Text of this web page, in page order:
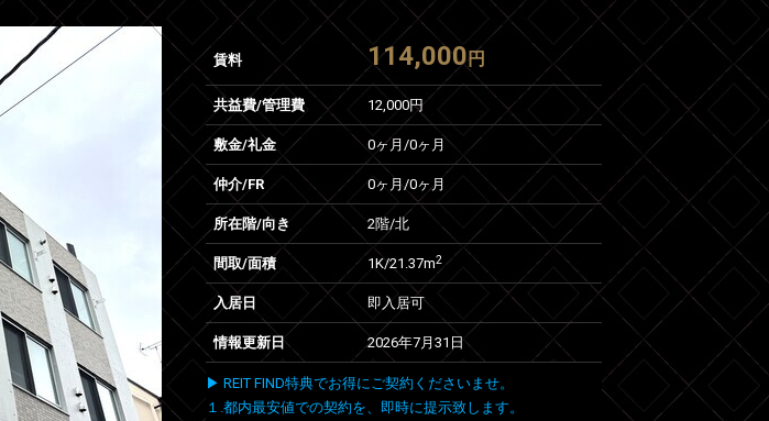
賃料 114,000 円
共益費/管理費 12,000円
敷金/礼金 0ヶ月 /0ヶ月
仲介/FR 0ヶ月/0ヶ月
所在階/向き 2階/北
間取/面積 1K/21.37m2
入居日 即入居可
情報更新日 2026年7月31日
▶ REIT FIND特典でお得にご契約くださいませ。
１.都内最安値での契約を、即時に提示致します。